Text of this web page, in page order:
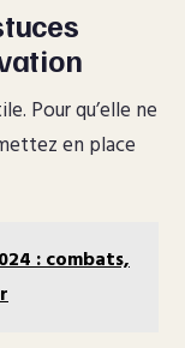
Pour qu’elle ne
en place
: combats,